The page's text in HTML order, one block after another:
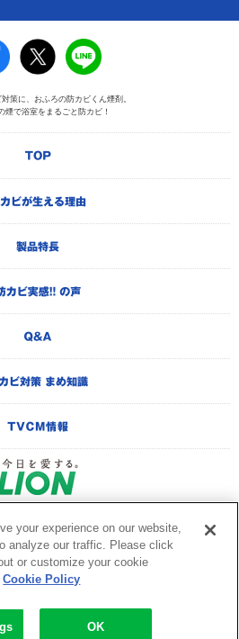
策に、おふろの防カビくん煙剤。
煙で浴室をまるごと防カビ！
|
方針 |
て |
リシー |
2026 Lion Corporation.
your experience on our website,
analyze our traffic. Please click
or customize your cookie
Cookie Policy
OK